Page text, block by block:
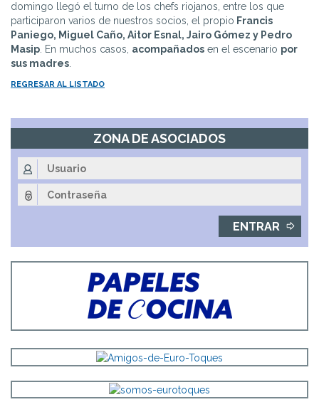
domingo llegó el turno de los chefs riojanos, entre los que
participaron varios de nuestros socios, el propio Francis
Paniego, Miguel Caño, Aitor Esnal, Jairo Gómez y Pedro
Masip. En muchos casos, acompañados en el escenario por
sus madres.
REGRESAR AL LISTADO
ZONA DE ASOCIADOS